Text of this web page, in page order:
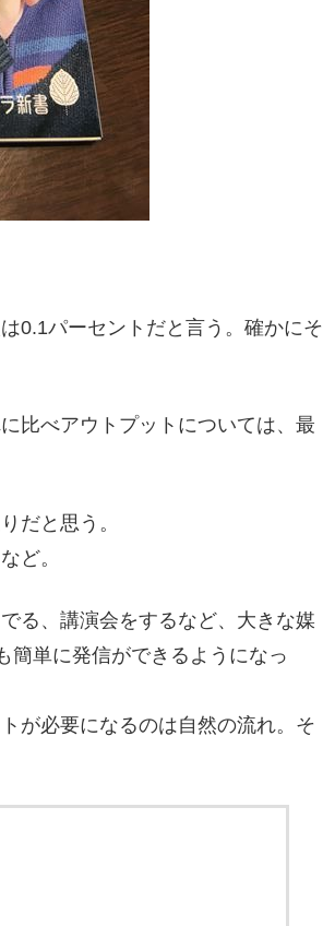
0.1パーセントだと言う。確かにそ
比べアウトプットについては、最
だと思う。
ど。
る、講演会をするなど、大きな媒
簡単に発信ができるようになっ
が必要になるのは自然の流れ。そ